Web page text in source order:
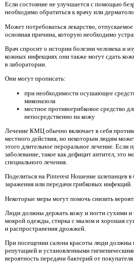
Если состояние не улучшается с помощью
необходимо обратиться к врачу или
Может потребоваться лекарство,
основная причина, которую необходимо
Врач спросит о истории болезни человека и
кожных инфекциях они также могут сдать
в лаборатории.
Они могут прописать:
при необходимости осушающее
миконазола
местное противогрибковое средство
непосредственно на кожу
Лечение КМЦ обычно включает в себя
местного действия, но некоторым людям
этого длительное пероральное лечение. Если
заболевание, такое как дефицит антител, это
специального лечения.
Поделиться на Pinterest Ношение шлепанцев в
заражения или передачи грибковых инфекций.
Некоторые меры могут помочь снизить
Люди должны держать кожу и ногти сухими
мокрой одежды, стирка с мылом и хорошая
и распространения дрожжей.
При посещении салона красоты люди должны
репутацией и установленными
вероятность передачи бактерий от